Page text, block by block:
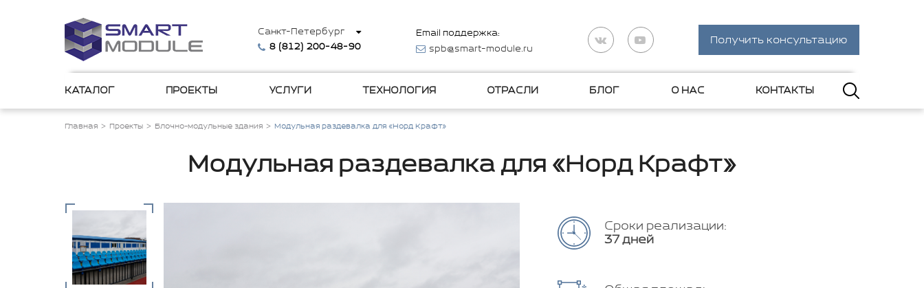
Санкт-Петербург
8 (812) 200-48-90
Email поддержка:
spb@smart-module.ru
Получить консультацию
КАТАЛОГ ПРОЕКТЫ УСЛУГИ ТЕХНОЛОГИЯ ОТРАСЛИ БЛОГ О НАС КОНТАКТЫ
Главная Проекты Блочно-модульные здания Модульная раздевалка для «Норд Крафт»
Модульная раздевалка для «Норд Крафт»
Сроки реализации:
37 дней